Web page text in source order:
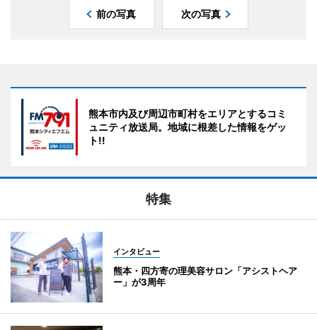
前の写真 次の写真
熊本市内及び周辺市町村をエリアとするコミ
ュニティ放送局。地域に根差した情報をゲッ
ト!!
特集
インタビュー
熊本・四方寄の理美容サロン「アシストヘア
ー」が3周年